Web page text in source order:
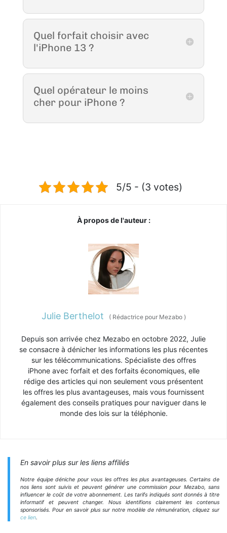
Quel forfait choisir avec
l'iPhone 13 ?
Quel opérateur le moins
cher pour iPhone ?
5/5 - (3 votes)
À propos de l'auteur :
Julie Berthelot (Rédactrice pour Mezabo )
Depuis son arrivée chez Mezabo en octobre 2022, Julie
se consacre à dénicher les informations les plus récentes
sur les télécommunications. Spécialiste des offres
iPhone avec forfait et des forfaits économiques, elle
rédige des articles qui non seulement vous présentent
les offres les plus avantageuses, mais vous fournissent
également des conseils pratiques pour naviguer dans le
monde des lois sur la téléphonie.
En savoir plus sur les liens affiliés
Notre équipe déniche pour vous les offres les plus avantageuses. Certains de
nos liens sont suivis et peuvent générer une commission pour Mezabo, sans
influencer le coût de votre abonnement. Les tarifs indiqués sont donnés à titre
informatif et peuvent changer. Nous identifions clairement les contenus
sponsorisés. Pour en savoir plus sur notre modèle de rémunération, cliquez sur
ce lien.